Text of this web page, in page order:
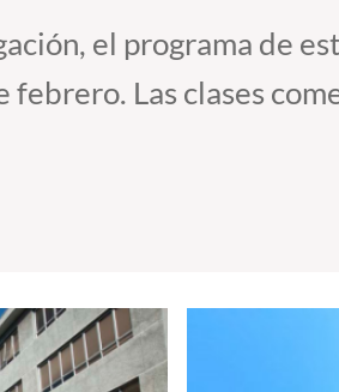
el programa de
Las clases